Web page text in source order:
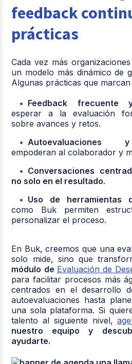
feedback
prácticas
Cada vez más
un modelo más dinámico de
Algunas prácticas que
Feedback frecuente
esperar a la evaluación
sobre avances y retos.
Autoevaluaciones
empoderan al colaborador y
Conversaciones
no solo en el resultado.
Uso de herramientas
como Buk permiten
personalizar el proceso.
En Buk, creemos que una
solo mide, sino que
módulo de Evaluación de
para facilitar procesos más
centrados en el desarrollo
autoevaluaciones hasta
una sola plataforma. Si
talento al siguiente nivel,
nuestro equipo y
ayudarte.